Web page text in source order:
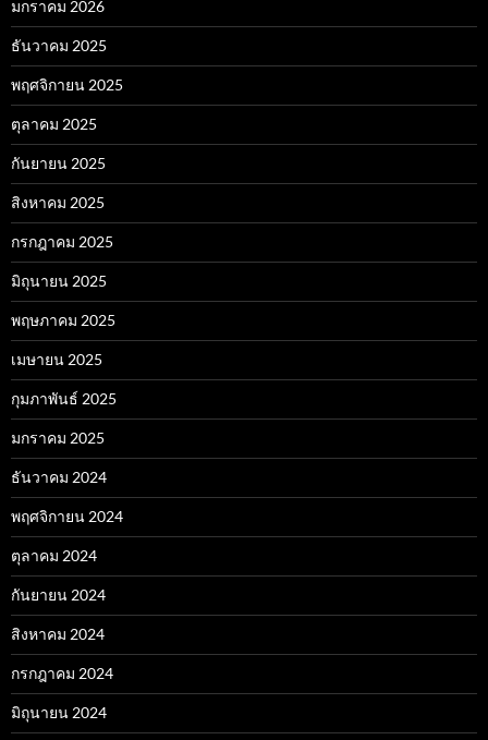
มกราคม 2026
ธันวาคม 2025
พฤศจิกายน 2025
ตุลาคม 2025
กันยายน 2025
สิงหาคม 2025
กรกฎาคม 2025
มิถุนายน 2025
พฤษภาคม 2025
เมษายน 2025
กุมภาพันธ์ 2025
มกราคม 2025
ธันวาคม 2024
พฤศจิกายน 2024
ตุลาคม 2024
กันยายน 2024
สิงหาคม 2024
กรกฎาคม 2024
มิถุนายน 2024